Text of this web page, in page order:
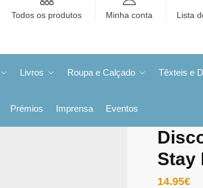
Todos os produtos Minha conta Lista
Livros Roupa e Calçado Têxteis e
Prémios Imprensa Eventos
Stay
14.95€